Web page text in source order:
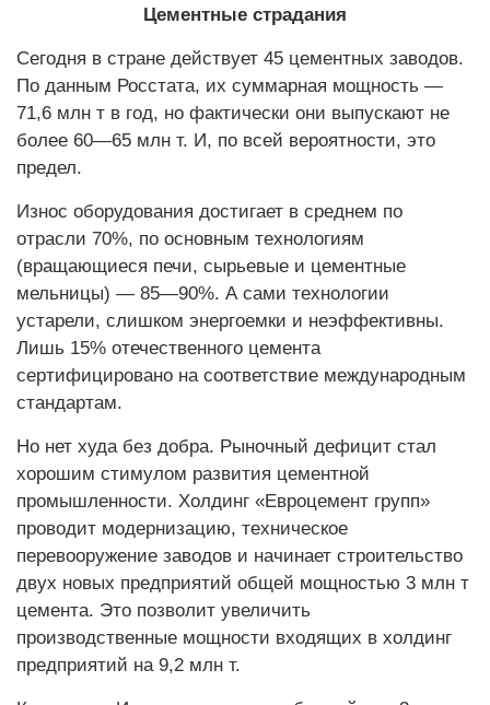
Цементные страдания
Сегодня в стране действует 45 цементных заводов.
По данным Росстата, их суммарная мощность —
71,6 млн т в год, но фактически они выпускают не
более 60—65 млн т. И, по всей вероятности, это
предел.
Износ оборудования достигает в среднем по
отрасли 70%, по основным технологиям
(вращающиеся печи, сырьевые и цементные
мельницы) — 85—90%. А сами технологии
устарели, слишком энергоемки и неэффективны.
Лишь 15% отечественного цемента
сертифицировано на соответствие международным
стандартам.
Но нет худа без добра. Рыночный дефицит стал
хорошим стимулом развития цементной
промышленности. Холдинг «Евроцемент групп»
проводит модернизацию, техническое
перевооружение заводов и начинает строительство
двух новых предприятий общей мощностью 3 млн т
цемента. Это позволит увеличить
производственные мощности входящих в холдинг
предприятий на 9,2 млн т.